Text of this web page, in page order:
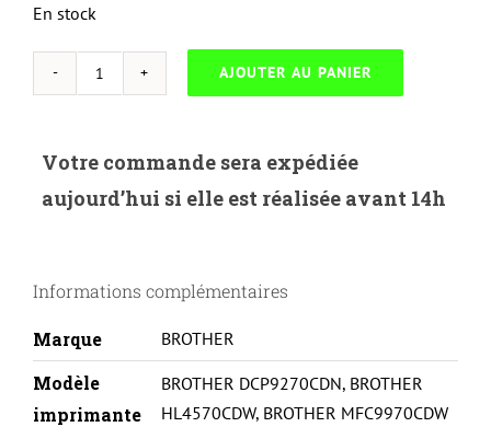
En stock
quantité
B.328B-
BROTHER
BK-
AJOUTER AU PANIER
Votre commande sera expédiée
aujourd’hui si elle est réalisée avant 14h
Informations complémentaires
Marque BROTHER
Modèle
imprimante
BROTHER DCP9270CDN, BROTHER
HL4570CDW, BROTHER MFC9970CDW